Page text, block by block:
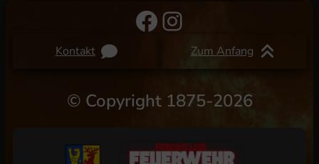
Facebook
Instagram
Kontakt Zum Anfang
© Copyright 1875-2026